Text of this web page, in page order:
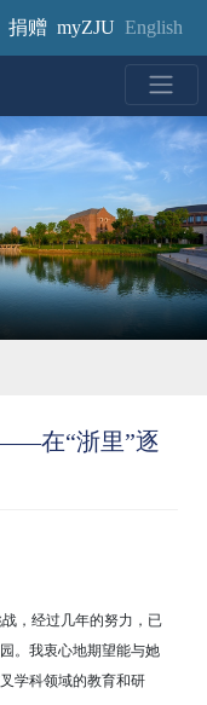
捐赠 myZJU English
——在“浙里”逐
，经过几年的努力，已
。我衷心地期望能与她
学科领域的教育和研